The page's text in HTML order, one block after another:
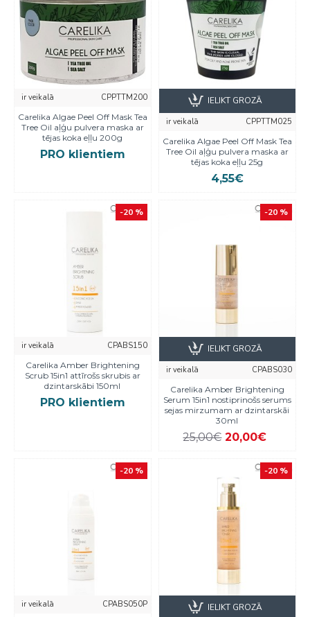
ir veikalā
CPPTTM200
Carelika Algae Peel Off Mask Tea
Tree Oil aļģu pulvera maska ar
tējas koka eļļu 200g
PRO klientiem
ir veikalā
CPPTTM025
Carelika Algae Peel Off Mask Tea
Tree Oil aļģu pulvera maska ar
tējas koka eļļu 25g
4,55€
IELIKT GROZĀ
-20 %
ir veikalā
CPABS150
Carelika Amber Brightening
Scrub 15in1 attīrošs skrubis ar
dzintarskābi 150ml
PRO klientiem
-20 %
ir veikalā
CPABS030
Carelika Amber Brightening
Serum 15in1 nostiprinošs serums
sejas mirzumam ar dzintarskāi
30ml
25,00€ 20,00€
IELIKT GROZĀ
-20 %
ir veikalā
CPABS050P
-20 %
IELIKT GROZĀ